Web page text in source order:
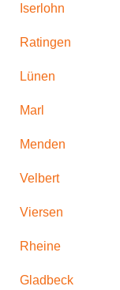
Iserlohn
Ratingen
Lünen
Marl
Menden
Velbert
Viersen
Rheine
Gladbeck